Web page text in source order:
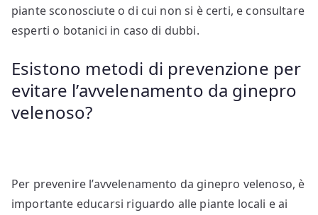
piante sconosciute o di cui non si è certi, e consultare
esperti o botanici in caso di dubbi.
Esistono metodi di prevenzione per
evitare l’avvelenamento da ginepro
velenoso?
Per prevenire l’avvelenamento da ginepro velenoso, è
importante educarsi riguardo alle piante locali e ai